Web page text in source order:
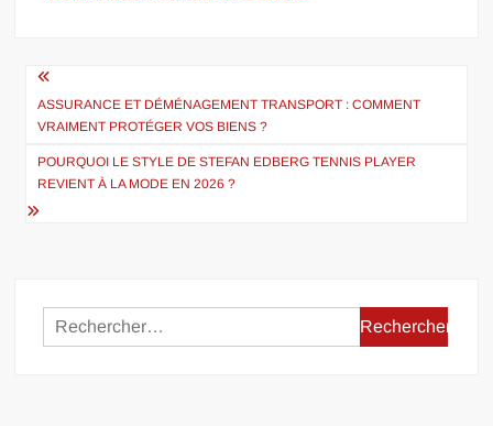
Navigation
de
l’article
ASSURANCE ET DÉMÉNAGEMENT TRANSPORT : COMMENT
VRAIMENT PROTÉGER VOS BIENS ?
POURQUOI LE STYLE DE STEFAN EDBERG TENNIS PLAYER
REVIENT À LA MODE EN 2026 ?
Rechercher :